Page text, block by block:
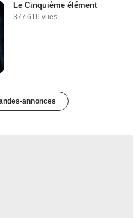
Le Cinquième élément
377 616 vues
annonces